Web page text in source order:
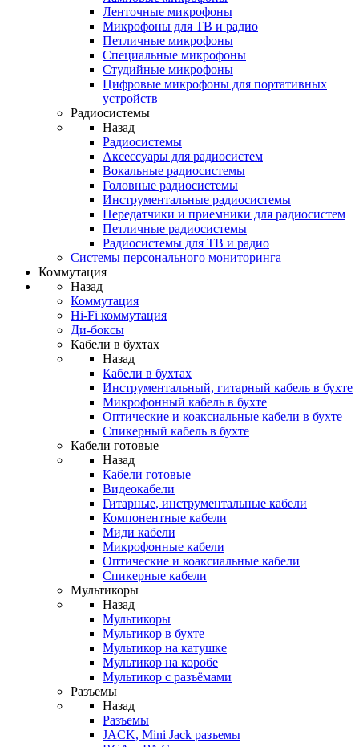
Ленточные микрофоны
Микрофоны для ТВ и радио
Петличные микрофоны
Специальные микрофоны
Студийные микрофоны
Цифровые микрофоны для портативных
устройств
Радиосистемы
Назад
Радиосистемы
Аксессуары для радиосистем
Вокальные радиосистемы
Головные радиосистемы
Инструментальные радиосистемы
Передатчики и приемники для радиосистем
Петличные радиосистемы
Радиосистемы для ТВ и радио
Системы персонального мониторинга
Коммутация
Назад
Коммутация
Hi-Fi коммутация
Ди-боксы
Кабели в бухтах
Назад
Кабели в бухтах
Инструментальный, гитарный кабель в бухте
Микрофонный кабель в бухте
Оптические и коаксиальные кабели в бухте
Спикерный кабель в бухте
Кабели готовые
Назад
Кабели готовые
Видеокабели
Гитарные, инструментальные кабели
Компонентные кабели
Миди кабели
Микрофонные кабели
Оптические и коаксиальные кабели
Спикерные кабели
Мультикоры
Назад
Мультикоры
Мультикор в бухте
Мультикор на катушке
Мультикор на коробе
Мультикор с разъёмами
Разъемы
Назад
Разъемы
JACK, Mini Jack разъемы